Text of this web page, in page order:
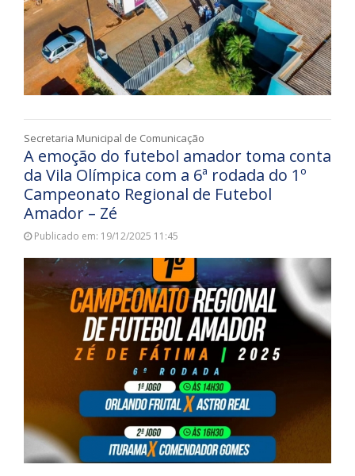
Secretaria Municipal de Comunicação
A emoção do futebol amador toma conta
da Vila Olímpica com a 6ª rodada do 1º
Campeonato Regional de Futebol
Amador – Zé
Publicado em: 19/12/2025 11:45